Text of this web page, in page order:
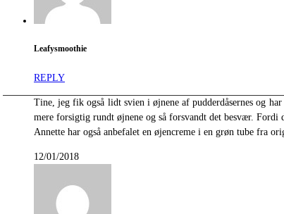
Leafysmoothie
REPLY
Tine, jeg fik også lidt svien i øjnene af pudderdåsernes og
mere forsigtig rundt øjnene og så forsvandt det besvær. Fordi
Annette har også anbefalet en øjencreme i en grøn tube fra
12/01/2018